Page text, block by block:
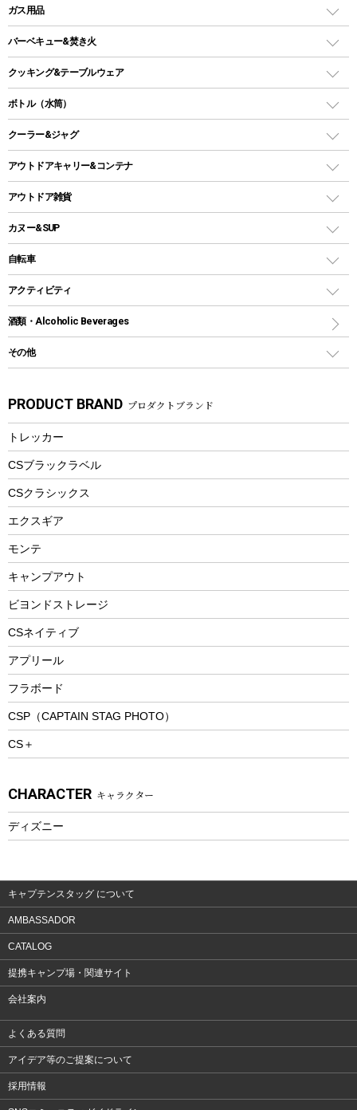
ロッジ型・オリジナルテント
タープ
スクエアタープ（レクタタープ）
メッシュタープ
自立式タープ
パラソル
テントアクセサリー
ペグ
グランドシート
ガイドロープ
ツール
LEDランタン
ガスランタン
オイルランタン
LEDライト
ヘッドライト
キャンドル
ガス用品
ガスバーナー
ガス缶
ガストーチ、ライター
バーベキュー&焚き火
バーベキューコンロ、グリル
焚き火台タイプ（ロースタイル）グリル
卓上タイプグリル
パーティータイプグリル
鉄板、アミ
焚き火台&ストーブ
火起こし
バーベキューツール
クッキング&テーブルウェア
ダッチオーブン
ホットサンドメーカー
クッカーセット
シェラカップ
クッキングツール
ナイフ
カトラリー
マグカップ、カップ
ステンレスボトル
フードボトル
トレー
ランチョンマット
ランチボックス
ボトル（水筒）
ステンレスボトル
コップ付きタイプ
ワンタッチタイプ
プラスチックボトル
ディズニーボトル
クーラー&ジャグ
クーラーボックス
クーラーバッグ
ウォータージャグ
保冷剤
アウトドアキャリー&コンテナ
アウトドアキャリー
アウトドア雑貨
バックパック&バッグ
リュック、バックパック
トートバッグ、サコッシュ
ショッピングキャリー
その他アウトドア雑貨
スプレー関係
ツール、他
カヌー&SUP
インフレータブル
カヤック
パドル
ヘルメット
エアーポンプ
アクセサリー
自転車
折りたたみ自転車
スポーツサイクル
シティサイクル
自転車ウェア
アクティビティ
マリン
ラッシュガード
パラソル
フローティングベスト
ヘルメット
エアーポンプ
ビーチテント
ウィンター
スノーシュー
防寒ウェア
トレッキング
トレッキングアクセサリー
プレイグッズ
ウェルネス
ウェア、タオル
ウェア
酒類・Alcoholic Beverages
その他
湯たんぽ
防災用品
PRODUCT BRAND プロダクトブランド
トレッカー
CSブラックラベル
CSクラシックス
エクスギア
モンテ
キャンプアウト
ビヨンドストレージ
CSネイティブ
アプリール
フラボード
CSP（CAPTAIN STAG PHOTO）
CS＋
CHARACTER キャラクター
ディズニー
キャプテンスタッグ について
AMBASSADOR
CATALOG
提携キャンプ場・関連サイト
会社案内
よくある質問
アイデア等のご提案について
採用情報